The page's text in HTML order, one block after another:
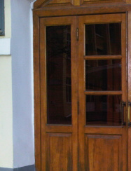
Перейти к основному